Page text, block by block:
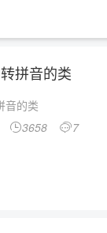
拼音的类
音的类
3658 7